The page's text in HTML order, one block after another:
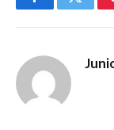
Facebook